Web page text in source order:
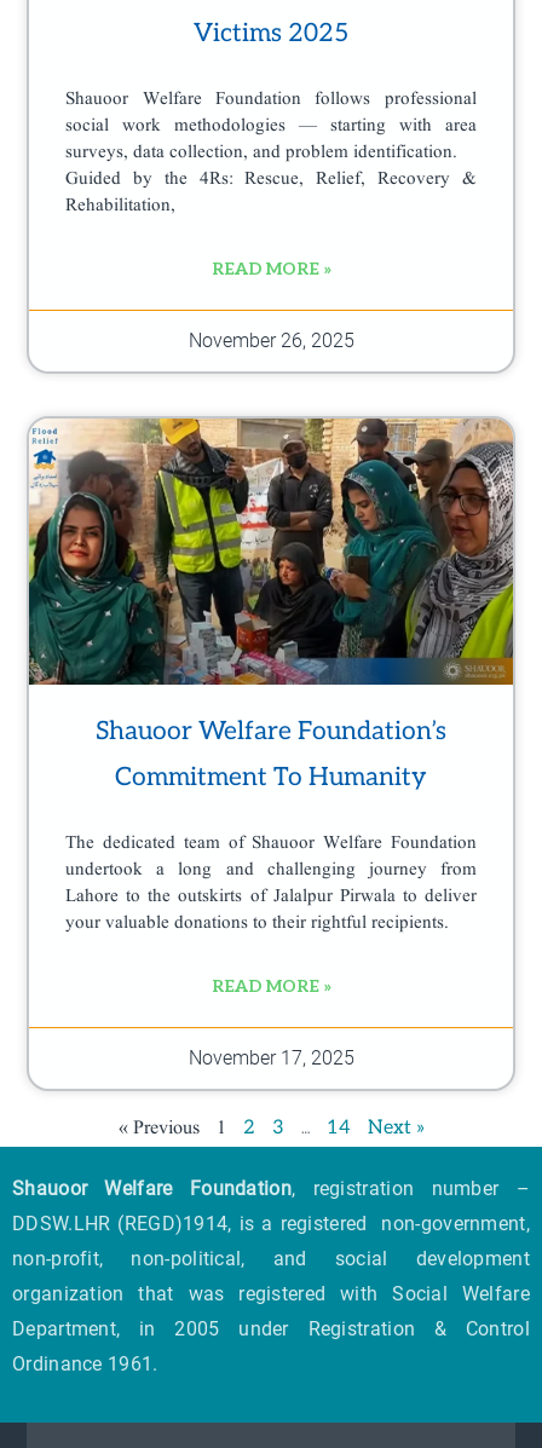
Victims 2025
Shauoor Welfare Foundation follows professional
social work methodologies — starting with area
surveys, data collection, and problem identification.
Guided by the 4Rs: Rescue, Relief, Recovery &
Rehabilitation,
READ MORE »
November 26, 2025
Shauoor Welfare Foundation’s
Commitment To Humanity
The dedicated team of Shauoor Welfare Foundation
undertook a long and challenging journey from
Lahore to the outskirts of Jalalpur Pirwala to deliver
your valuable donations to their rightful recipients.
READ MORE »
November 17, 2025
« Previous 1 2 3 … 14 Next »
Shauoor Welfare Foundation, registration number –
DDSW.LHR (REGD)1914, is a registered non-government,
non-profit, non-political, and social development
organization that was registered with Social Welfare
Department, in 2005 under Registration & Control
Ordinance 1961.